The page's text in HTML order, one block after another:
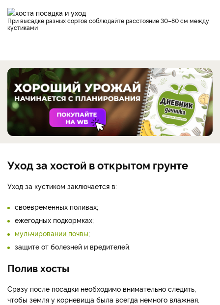
При высадке разных сортов соблюдайте расстояние 30–80 см между
кустиками
Уход за хостой в открытом грунте
Уход за кустиком заключается в:
своевременных поливах;
ежегодных подкормках;
мульчировании почвы;
защите от болезней и вредителей.
Полив хосты
Сразу после посадки необходимо внимательно следить,
чтобы земля у корневища была всегда немного влажная.